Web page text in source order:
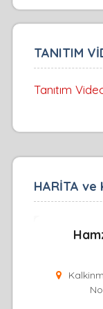
TANITIM
Tanıtım
HARİTA ve